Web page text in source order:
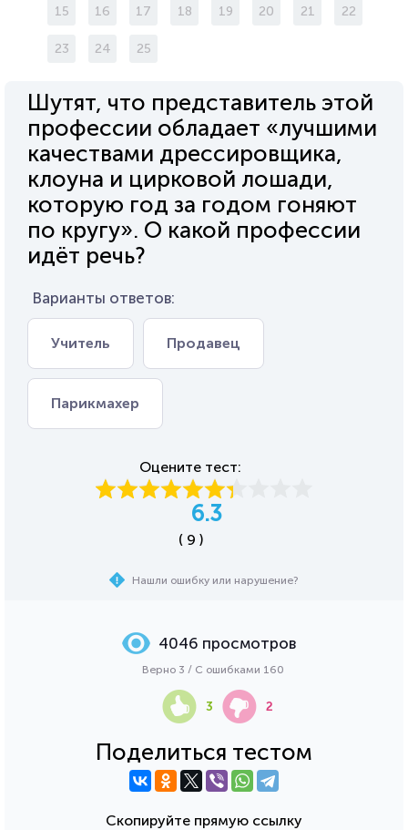
15 16 17 18 19 20 21 22
23 24 25
Шутят, что представитель этой
профессии обладает «лучшими
качествами дрессировщика,
клоуна и цирковой лошади,
которую год за годом гоняют
по кругу». О какой профессии
идёт речь?
Варианты ответов:
Учитель Продавец
Парикмахер
Оцените тест:
6.3
( 9 )
Нашли ошибку или нарушение?
Поделиться тестом
Скопируйте прямую ссылку
4046 просмотров
Верно 3 / С ошибками 160
3 2